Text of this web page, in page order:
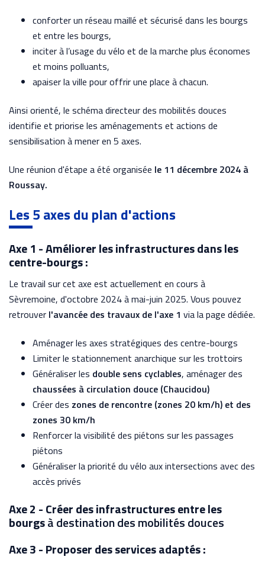
conforter un réseau maillé et sécurisé dans les bourgs
et entre les bourgs,
inciter à l’usage du vélo et de la marche plus économes
et moins polluants,
apaiser la ville pour offrir une place à chacun.
Ainsi orienté, le schéma directeur des mobilités douces
identifie et priorise les aménagements et actions de
sensibilisation à mener en 5 axes.
Une réunion d'étape a été organisée le 11 décembre 2024 à
Roussay.
Les 5 axes du plan d'actions
Axe 1 - Améliorer les infrastructures dans les
centre-bourgs :
Le travail sur cet axe est actuellement en cours à
Sèvremoine, d'octobre 2024 à mai-juin 2025. Vous pouvez
retrouver l'avancée des travaux de l'axe 1 via la page dédiée.
Aménager les axes stratégiques des centre-bourgs
Limiter le stationnement anarchique sur les trottoirs
Généraliser les double sens cyclables, aménager des
chaussées à circulation douce (Chaucidou)
Créer des zones de rencontre (zones 20 km/h) et des
zones 30 km/h
Renforcer la visibilité des piétons sur les passages
piétons
Généraliser la priorité du vélo aux intersections avec des
accès privés
Axe 2 - Créer des infrastructures entre les
bourgsà destination des mobilités douces
Axe 3 - Proposer des services adaptés :